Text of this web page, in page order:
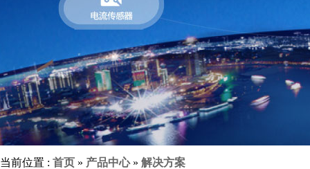
当前位置 : 首页 » 产品中心» 解决方案